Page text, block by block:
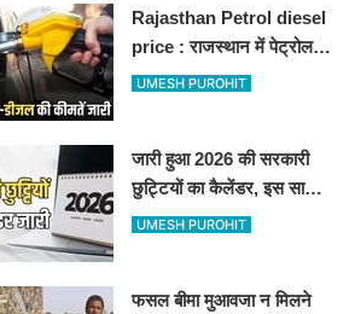
Rajasthan Petrol diesel
price : राजस्थान में पेट्रोल-
डीजल की कीमतें जारी, जानिए
UMESH PUROHIT
जारी हुआ 2026 की सरकारी
छुट्टियों का कैलेंडर, इस साल
कई बार मिलेगा लगातार
UMESH PUROHIT
फसल बीमा मुआवजा न मिलने